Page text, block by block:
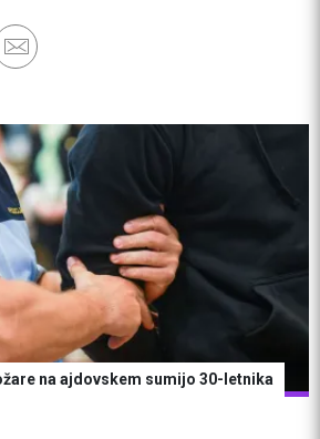
na ajdovskem sumijo 30-letnika